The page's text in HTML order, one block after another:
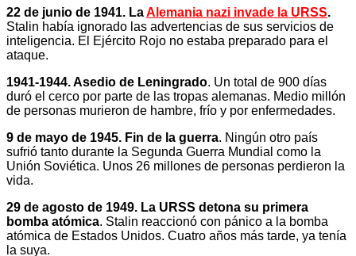
22 de junio de 1941. LaAlemania nazi invade la URSS.
Stalin había ignorado las advertencias de sus servicios de
inteligencia. El Ejército Rojo no estaba preparado para el
ataque.
1941-1944. Asedio de Leningrado. Un total de 900 días
duró el cerco por parte de las tropas alemanas. Medio millón
de personas murieron de hambre, frío y por enfermedades.
9 de mayo de 1945. Fin de la guerra. Ningún otro país
sufrió tanto durante la Segunda Guerra Mundial como la
Unión Soviética. Unos 26 millones de personas perdieron la
vida.
29 de agosto de 1949. La URSS detona su primera
bomba atómica. Stalin reaccionó con pánico a la bomba
atómica de Estados Unidos. Cuatro años más tarde, ya tenía
la suya.